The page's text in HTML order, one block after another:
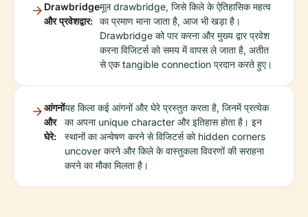
Drawbridge
और प्रवेशद्वार:
मूल drawbridge, जिसे किले के ऐतिहासिक महत्व
का प्रमाण माना जाता है, आज भी खड़ा है।
Drawbridge को पार करना और मुख्य द्वार प्रवेश
करना विजिटर्स को समय में वापस ले जाता है, अतीत
से एक tangible connection प्रदान करते हुए।
आंगनों
और
घेरे:
यह किला कई आंगनों और घेरे प्रस्तुत करता है, जिनमें प्रत्येक
का अपना unique character और इतिहास होता है। इन
स्थानों का अन्वेषण करने से विजिटर्स को hidden corners
uncover करने और किले के वास्तुकला विवरणों की सराहना
करने का मौका मिलता है।